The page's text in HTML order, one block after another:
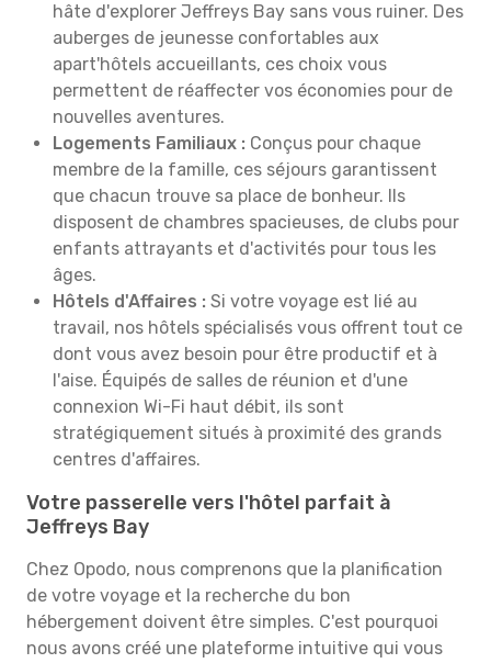
hâte d'explorer Jeffreys Bay sans vous ruiner. Des
auberges de jeunesse confortables aux
apart'hôtels accueillants, ces choix vous
permettent de réaffecter vos économies pour de
nouvelles aventures.
Logements Familiaux : Conçus pour chaque
membre de la famille, ces séjours garantissent
que chacun trouve sa place de bonheur. Ils
disposent de chambres spacieuses, de clubs pour
enfants attrayants et d'activités pour tous les
âges.
Hôtels d'Affaires : Si votre voyage est lié au
travail, nos hôtels spécialisés vous offrent tout ce
dont vous avez besoin pour être productif et à
l'aise. Équipés de salles de réunion et d'une
connexion Wi-Fi haut débit, ils sont
stratégiquement situés à proximité des grands
centres d'affaires.
Votre passerelle vers l'hôtel parfait à
Jeffreys Bay
Chez Opodo, nous comprenons que la planification
de votre voyage et la recherche du bon
hébergement doivent être simples. C'est pourquoi
nous avons créé une plateforme intuitive qui vous